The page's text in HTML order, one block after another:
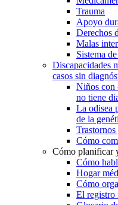
Trauma
Apoyo
Derechos
Malas
Sistema
Discapacidades
casos sin
Niños con
no tiene
La odisea
de la
Cómo
Cómo planificar
Cómo
Hogar
Cómo
El registro